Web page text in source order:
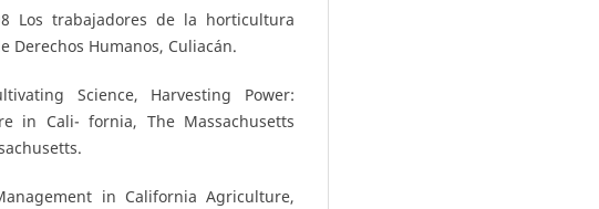
Los trabajadores de la horticultura
Derechos Humanos, Culiacán.
Science, Harvesting Power:
in Cali- fornia, The Massachusetts
in California Agriculture,